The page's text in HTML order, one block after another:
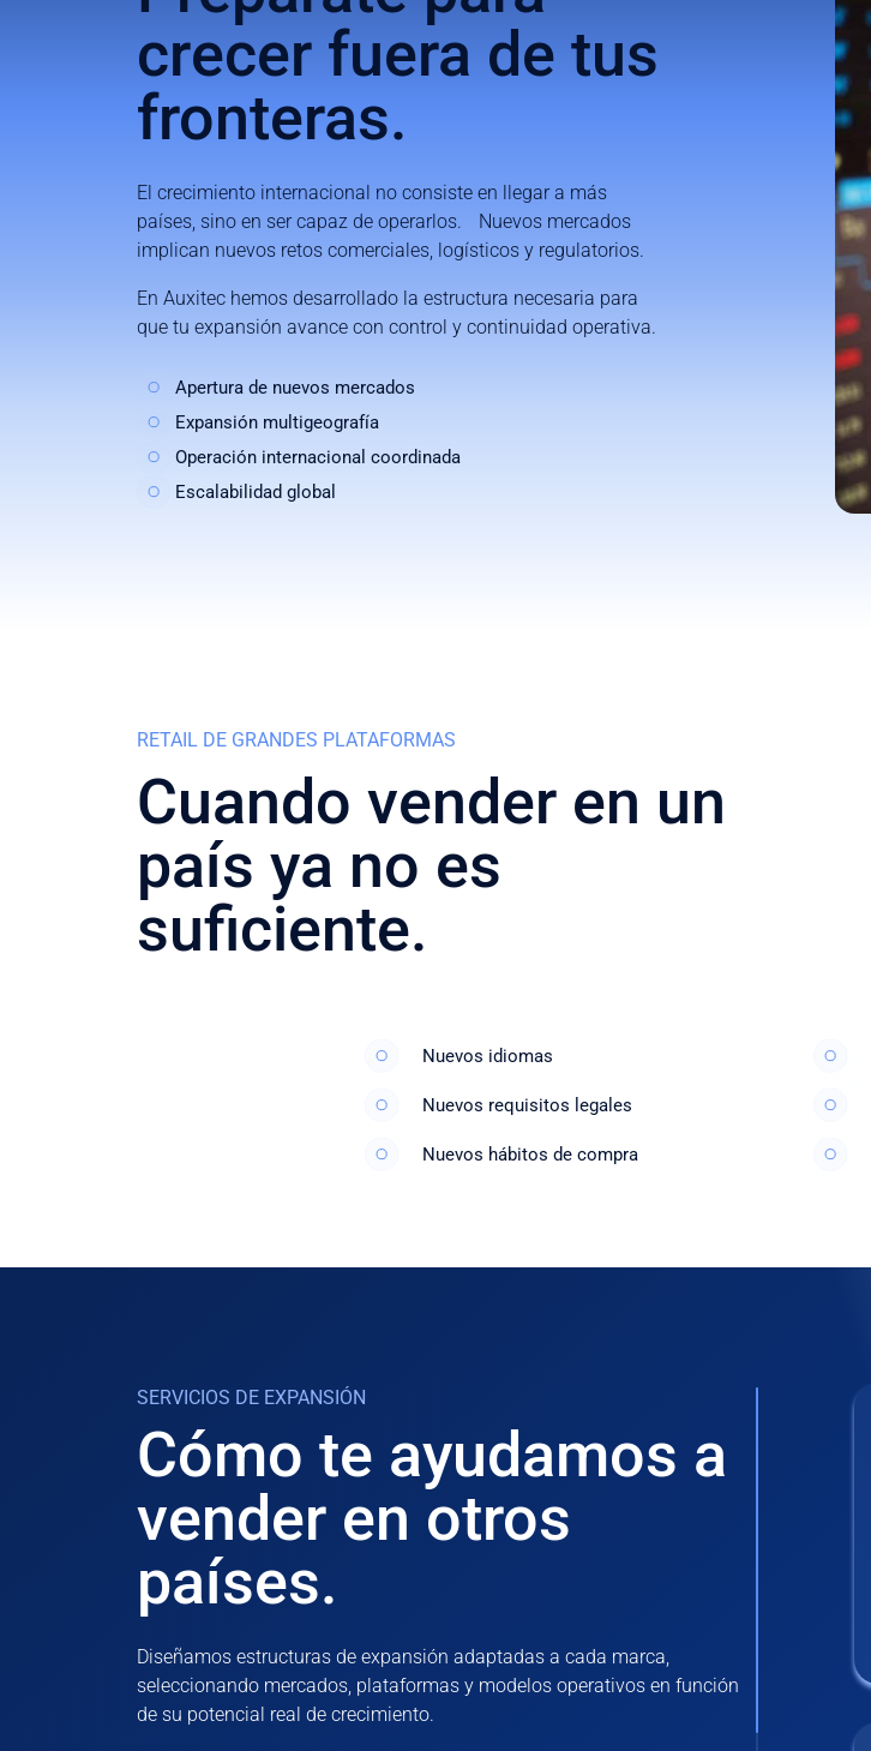
crecer fuera de tus
fronteras.
El crecimiento internacional no consiste en llegar a más
países, sino en ser capaz de operarlos. Nuevos mercados
implican nuevos retos comerciales, logísticos y regulatorios.
En Auxitec hemos desarrollado la estructura necesaria para
que tu expansión avance con control y continuidad operativa.
Apertura de nuevos mercados
Expansión multigeografía
Operación internacional coordinada
Escalabilidad global
RETAIL DE GRANDES PLATAFORMAS
Cuando vender en un
país ya no es
suficiente.
Nuevos idiomas
Nuevos requisitos legales
Nuevos hábitos de compra
SERVICIOS DE EXPANSIÓN
Cómo te ayudamos a
vender en otros
países.
Diseñamos estructuras de expansión adaptadas a cada marca,
seleccionando mercados, plataformas y modelos operativos en función
de su potencial real de crecimiento.